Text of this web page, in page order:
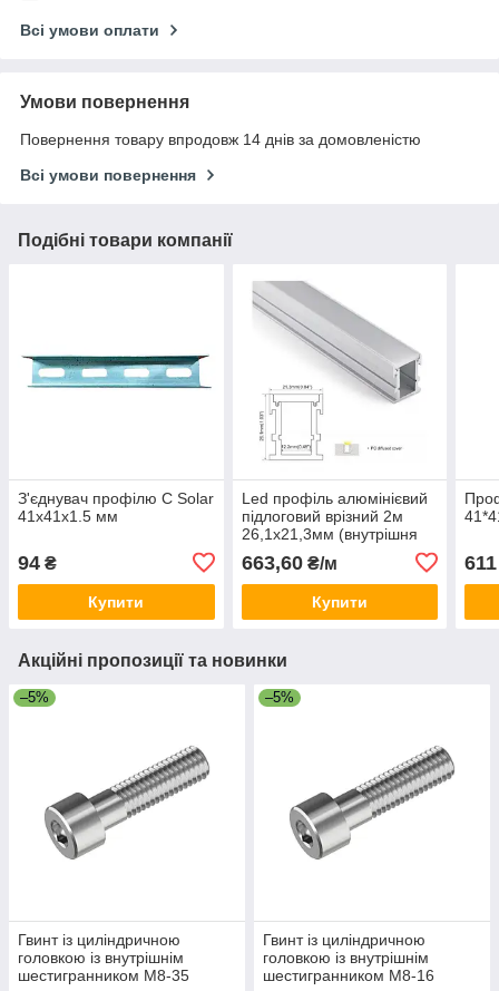
Всі умови оплати
Умови повернення
Повернення товару впродовж 14 днів за домовленістю
Всі умови повернення
Подібні товари компанії
З'єднувач профілю С Solar
41х41х1.5 мм
94 ₴
Купити
Led профіль алюмінієвий
підлоговий врізний 2м
26,1х21,3мм (внутрішня
LDLZ (в ламелях по 2м)
18851
663,60₴/м
Купити
611
Акційні пропозиції та новинки
–5%
Гвинт із циліндричною
головкою із внутрішнім
шестигранником M8-35
–5%
Гвинт із циліндричною
головкою із внутрішнім
шестигранником M8-16